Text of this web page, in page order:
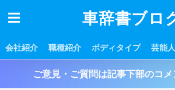
車辞書ブロ
会社紹介 職種紹介 ボディタイプ 芸能
ご意見・ご質問は記事下部のコメ